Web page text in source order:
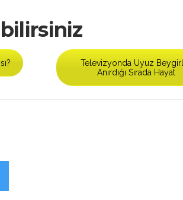
Televizyonda Uyuz
Anırdığı Sırada Hayat